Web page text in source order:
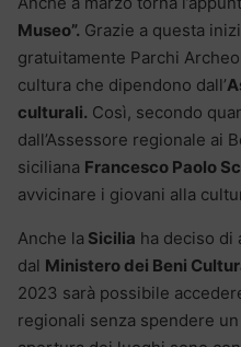
Museo”. Grazie a questa
gratuitamente Parchi
cultura che dipendono dall’
culturali. Così, secondo
dall’Assessore regionale ai
siciliana Francesco Paolo
avvicinare i giovani alla
Anche la Sicilia ha deciso di
dal Ministero dei Beni
2023 sarà possibile
regionali senza spendere